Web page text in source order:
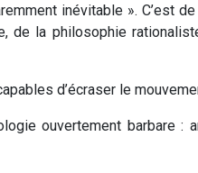
inévitable ». C’est
la philosophie
d’écraser le
ouvertement barbare :